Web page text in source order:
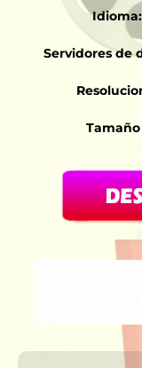
Idioma:
Servidores de